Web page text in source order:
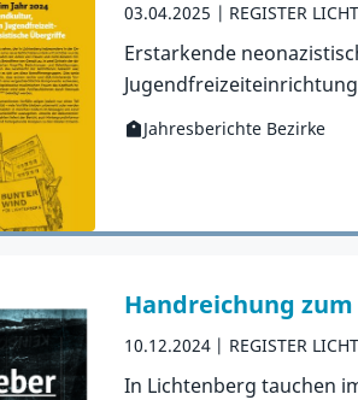
03.04.2025 REGISTER
Erstarkende
Kategorie:
Jahresberichte Bezirke
Handreichung
10.12.2024 REGISTER
In Lichtenberg tauchen